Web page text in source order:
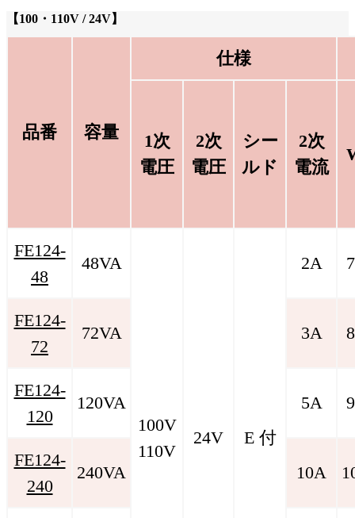
【100・110V / 24V】
品番 容量
仕様
1次
電圧
2次
電圧
シー
ルド
2次
電流
FE124-
48
48VA
100V
110V
24V E 付
2A
FE124-
72
72VA 3A
FE124-
120
120VA 5A
FE124-
240
240VA 10A